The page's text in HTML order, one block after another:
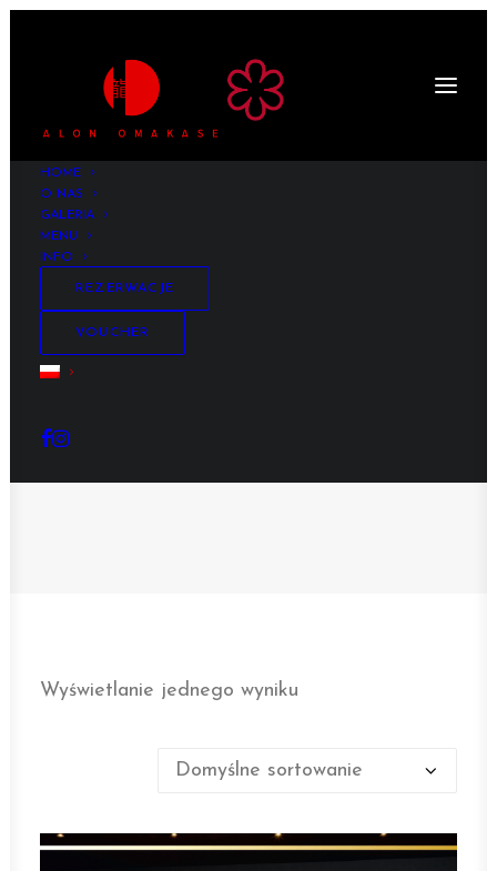
HOME
O NAS
GALERIA
MENU
INFO
REZERWACJE
VOUCHER
Gift Card
Wyświetlanie jednego wyniku